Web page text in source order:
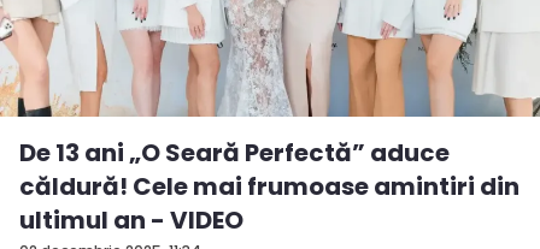
De 13 ani „O Seară Perfectă” aduce
căldură! Cele mai frumoase amintiri din
ultimul an - VIDEO